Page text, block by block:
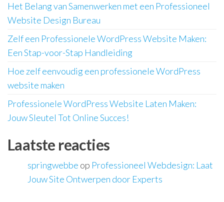
Het Belang van Samenwerken met een Professioneel
Website Design Bureau
Zelf een Professionele WordPress Website Maken:
Een Stap-voor-Stap Handleiding
Hoe zelf eenvoudig een professionele WordPress
website maken
Professionele WordPress Website Laten Maken:
Jouw Sleutel Tot Online Succes!
Laatste reacties
springwebbe op Professioneel Webdesign: Laat
Jouw Site Ontwerpen door Experts